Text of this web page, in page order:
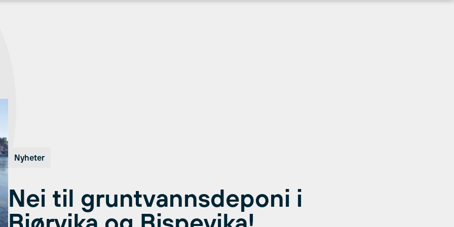
Nyheter
Nei til gruntvannsdeponi i